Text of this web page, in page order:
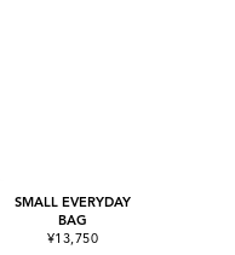
SMALL EVERYDAY
BAG
¥13,750